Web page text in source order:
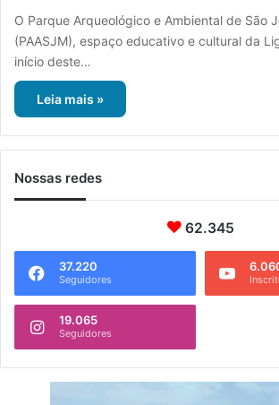
O Parque Arqueológico e Ambiental de São
(PAASJM), espaço educativo e cultural da
início deste…
Leia mais »
Nossas redes
62.345
37.220
Seguidores
19.065
Seguidores